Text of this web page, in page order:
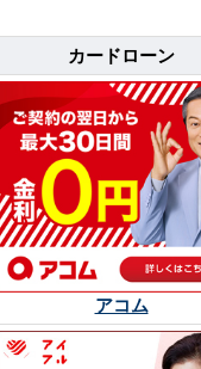
カードローン
アコム